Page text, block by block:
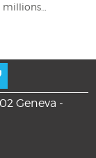
millions…
Geneva -